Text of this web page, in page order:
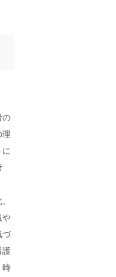
の
理
に
や
づ
護
時